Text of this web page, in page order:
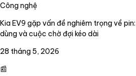
Công nghệ
Kia EV9 gặp vấn đề nghiêm trọng về
dùng và cuộc chờ đợi kéo dài
28 tháng 5, 2026
📰